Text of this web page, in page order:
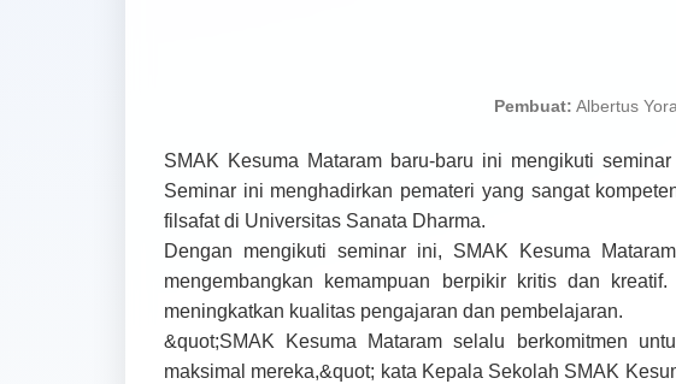
Pembuat: Albertus
SMAK Kesuma Mataram baru-baru ini mengikuti
Seminar ini menghadirkan pemateri yang sangat
filsafat di Universitas Sanata Dharma.
Dengan mengikuti seminar ini, SMAK Kesuma
mengembangkan kemampuan berpikir kritis dan
meningkatkan kualitas pengajaran dan pembelajaran.
&quot;SMAK Kesuma Mataram selalu berkomitmen
maksimal mereka,&quot; kata Kepala Sekolah SMAK